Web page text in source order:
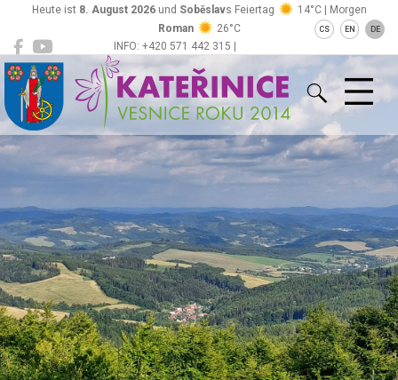
INFO: +420 571 442 315 |
ou@obeckaterinice.cz
Heute ist 8. August 2026und Soběslavs Feiertag
14°C | Morgen
Roman
26°C CS EN DE
Kateřinice